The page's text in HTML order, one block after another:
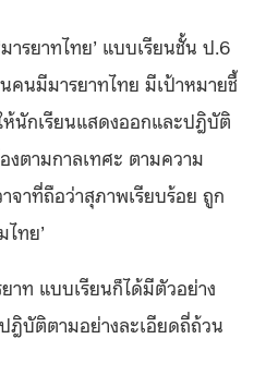
ารยาทไทย’ แบบเรียนชั้น ป.6
คนมีมารยาทไทย มีเป้าหมายชี้
ห้นักเรียนแสดงออกและปฎิบัติ
งตามกาลเทศะ ตามความ
จาที่ถือว่าสุภาพเรียบร้อย ถูก
ทย’
าท แบบเรียนก็ได้มีตัวอย่าง
ฎิบัติตามอย่างละเอียดถี่ถ้วน